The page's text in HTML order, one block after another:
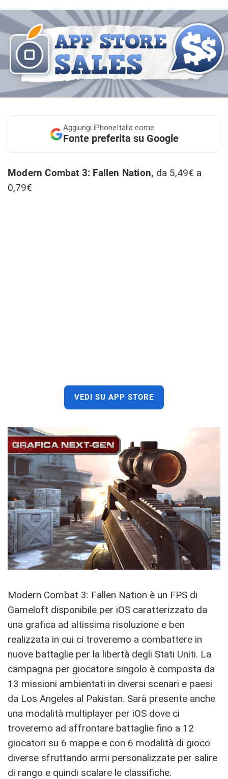
Aggiungi iPhoneItalia come
Fonte preferita su Google
Modern Combat 3: Fallen Nation, da 5,49€ a
0,79€
VEDI SU APP STORE
Modern Combat 3: Fallen Nation è un FPS di
Gameloft disponibile per iOS caratterizzato da
una grafica ad altissima risoluzione e ben
realizzata in cui ci troveremo a combattere in
nuove battaglie per la libertà degli Stati Uniti. La
campagna per giocatore singolo è composta da
13 missioni ambientati in diversi scenari e paesi
da Los Angeles al Pakistan. Sarà presente anche
una modalità multiplayer per iOS dove ci
troveremo ad affrontare battaglie fino a 12
giocatori su 6 mappe e con 6 modalità di gioco
diverse sfruttando armi personalizzate per salire
di rango e quindi scalare le classifiche.